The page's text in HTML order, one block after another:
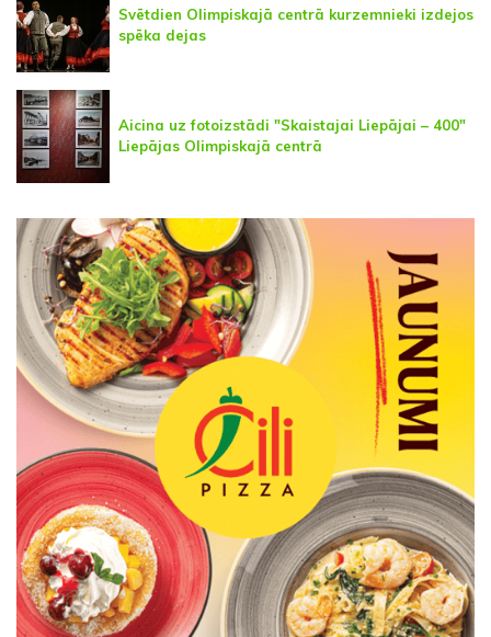
Svētdien Olimpiskajā centrā kurzemnieki izdejos
spēka dejas
Aicina uz fotoizstādi "Skaistajai Liepājai – 400"
Liepājas Olimpiskajā centrā